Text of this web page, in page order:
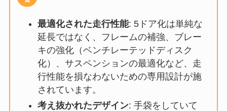
最適化された走行性能: 5ドア化は単純な
延長ではなく、フレームの補強、ブレー
キの強化（ベンチレーテッドディスク
化）、サスペンションの最適化など、走
行性能を損なわないための専用設計が施
されています。
考え抜かれたデザイン: 手袋をしていて